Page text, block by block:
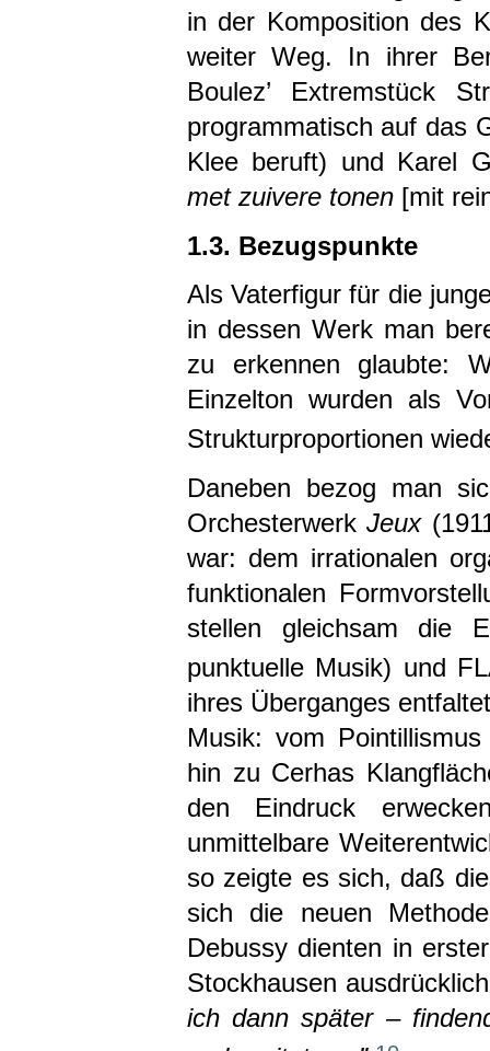
in der Komposition des
weiter Weg. In ihrer
Boulez’ Extremstück
programmatisch auf das
Klee beruft) und Karel
met zuivere tonen[mit
1.3. Bezugspunkte
Als Vaterfigur für die
in dessen Werk man
zu erkennen glaubte:
Einzelton wurden als
Strukturproportionen
Daneben bezog man
OrchesterwerkJeux
war: dem irrationalen
funktionalen
stellen gleichsam die
punktuelle Musik) und
ihres Überganges
Musik: vom
hin zu Cerhas
den Eindruck
unmittelbare
so zeigte es sich, daß
sich die neuen
Debussy dienten in
Stockhausen
ich dann später –